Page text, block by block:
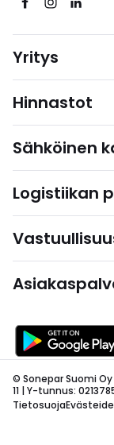
Yritys
Hinnastot
Sähköinen
Logistiikan
© Sonepar Suomi Oy
11 | Y-tunnus:
Tietosuoja